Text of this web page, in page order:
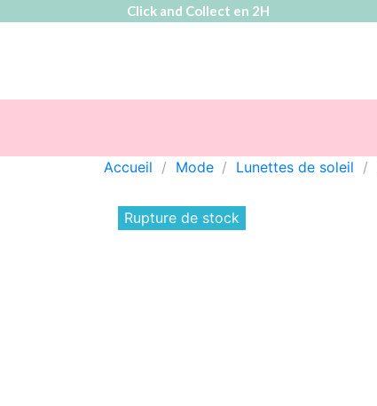
Click and Collect en 2H
Accueil Mode Lunettes de soleil
Rupture de stock